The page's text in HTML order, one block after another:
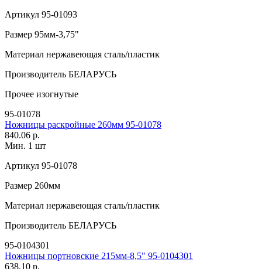
Артикул 95-01093
Размер 95мм-3,75"
Материал нержавеющая сталь/пластик
Производитель БЕЛАРУСЬ
Прочее изогнутые
95-01078
Ножницы раскройные 260мм 95-01078
840.06 р.
Мин. 1 шт
Артикул 95-01078
Размер 260мм
Материал нержавеющая сталь/пластик
Производитель БЕЛАРУСЬ
95-0104301
Ножницы портновские 215мм-8,5" 95-0104301
638.10 р.